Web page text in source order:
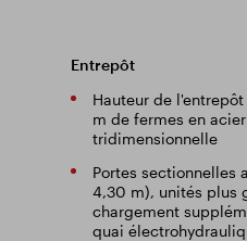
Entrepôt
Hauteur de
m de fermes en
tridimensionnelle
Portes sectionnelles
4,30 m), unités plus
chargement
quai